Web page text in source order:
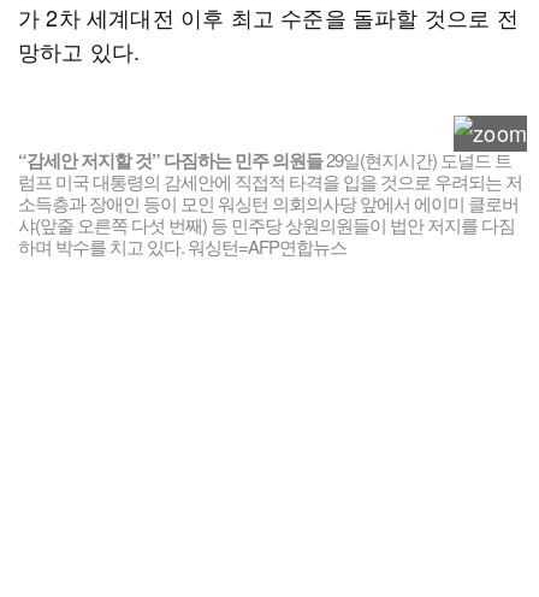
가 2차 세계대전 이후 최고 수준을 돌파할 것으로 전
망하고 있다.
“감세안 저지할 것” 다짐하는 민주 의원들29일(현지시간) 도널드 트
럼프 미국 대통령의 감세안에 직접적 타격을 입을 것으로 우려되는 저
소득층과 장애인 등이 모인 워싱턴 의회의사당 앞에서 에이미 클로버
샤(앞줄 오른쪽 다섯 번째) 등 민주당 상원의원들이 법안 저지를 다짐
하며 박수를 치고 있다. 워싱턴=AFP연합뉴스